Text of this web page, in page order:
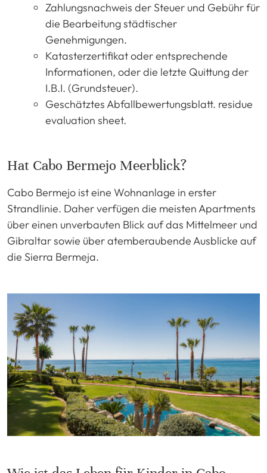
Zahlungsnachweis der Steuer und Gebühr für
die Bearbeitung städtischer
Genehmigungen.
Katasterzertifikat oder entsprechende
Informationen, oder die letzte Quittung der
I.B.I. (Grundsteuer).
Geschätztes Abfallbewertungsblatt. residue
evaluation sheet.
Hat Cabo Bermejo Meerblick?
Cabo Bermejo ist eine Wohnanlage in erster
Strandlinie. Daher verfügen die meisten Apartments
über einen unverbauten Blick auf das Mittelmeer und
Gibraltar sowie über atemberaubende Ausblicke auf
die Sierra Bermeja.